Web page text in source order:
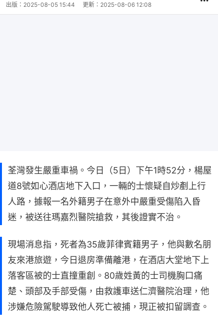
出版： 2025-08-05 15:44 更新： 2025-08-06 12:08
荃灣發生嚴重車禍。今日（5日）下午1時52分，楊屋
道8號如心酒店地下入口，一輛的士懷疑自炒剷上行
人路，據報一名外籍男子在意外中嚴重受傷陷入昏
迷，被送往瑪嘉烈醫院搶救，其後證實不治。
現場消息指，死者為35歲菲律賓籍男子，他與數名朋
友來港旅遊，今日退房準備離港，在酒店大堂地下上
落客區被的士直撞重創。80歲姓黃的士司機胸口痛
楚、頭部及手部受傷，由救護車送仁濟醫院治理，他
涉嫌危險駕駛導致他人死亡被捕，現正被扣留調查。